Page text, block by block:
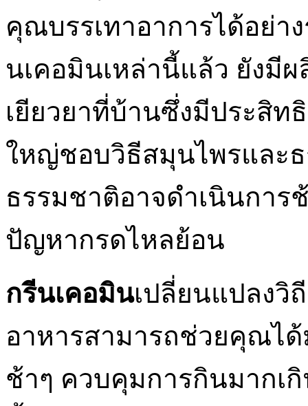
คุณบรรเทาอาการได้อย่า
นเคอมินเหล่านี้แล้ว ยังมี
เยียวยาที่บ้านซึ่งมีประสิ
ใหญ่ชอบวิธีสมุนไพรและ
ธรรมชาติอาจดำเนินการ
ปัญหากรดไหลย้อน
กรีนเคอมินเปลี่ยนแปลงวิ
อาหารสามารถช่วยคุณได้
ช้าๆ ควบคุมการกินมากเ